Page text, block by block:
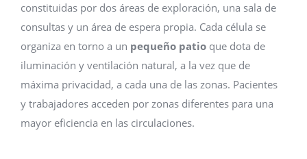
constituidas por dos áreas de exploración, una sala de
consultas y un área de espera propia. Cada célula se
organiza en torno a un pequeño patio que dota de
iluminación y ventilación natural, a la vez que de
máxima privacidad, a cada una de las zonas. Pacientes
y trabajadores acceden por zonas diferentes para una
mayor eficiencia en las circulaciones.